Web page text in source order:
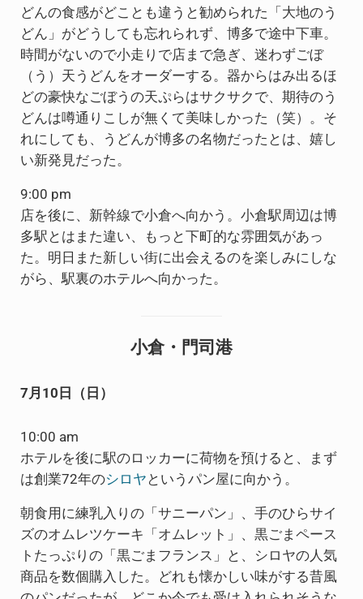
どんの食感がどことも違うと勧められた「大地のう
どん」がどうしても忘れられず、博多で途中下車。
時間がないので小走りで店まで急ぎ、迷わずごぼ
（う）天うどんをオーダーする。器からはみ出るほ
どの豪快なごぼうの天ぷらはサクサクで、期待のう
どんは噂通りこしが無くて美味しかった（笑）。そ
れにしても、うどんが博多の名物だったとは、嬉し
い新発見だった。
9:00 pm
店を後に、新幹線で小倉へ向かう。小倉駅周辺は博
多駅とはまた違い、もっと下町的な雰囲気があっ
た。明日また新しい街に出会えるのを楽しみにしな
がら、駅裏のホテルへ向かった。
小倉・門司港
7月10日（日）
10:00 am
ホテルを後に駅のロッカーに荷物を預けると、まず
は創業72年のシロヤ というパン屋に向かう。
朝食用に練乳入りの「サニーパン」、手のひらサイ
ズのオムレツケーキ「オムレット」、黒ごまペース
トたっぷりの「黒ごまフランス」と、シロヤの人気
商品を数個購入した。どれも懐かしい味がする昔風